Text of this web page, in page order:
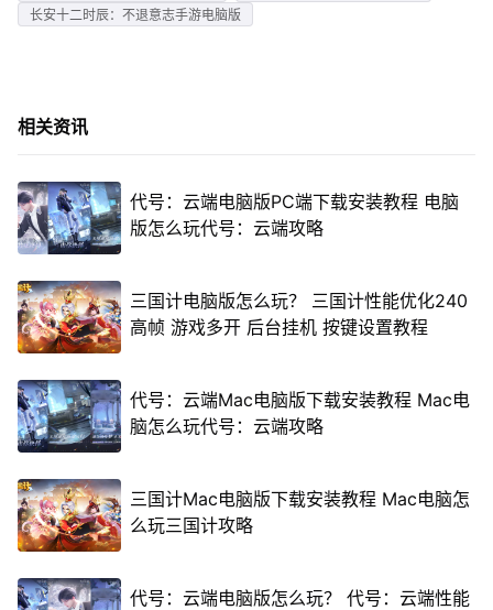
长安十二时辰：不退意志手游电脑版
相关资讯
代号：云端电脑版PC端下载安装教程 电脑
版怎么玩代号：云端攻略
三国计电脑版怎么玩？ 三国计性能优化240
高帧 游戏多开 后台挂机 按键设置教程
代号：云端Mac电脑版下载安装教程 Mac电
脑怎么玩代号：云端攻略
三国计Mac电脑版下载安装教程 Mac电脑怎
么玩三国计攻略
代号：云端电脑版怎么玩？ 代号：云端性能